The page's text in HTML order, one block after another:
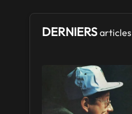
DERNIERS articles